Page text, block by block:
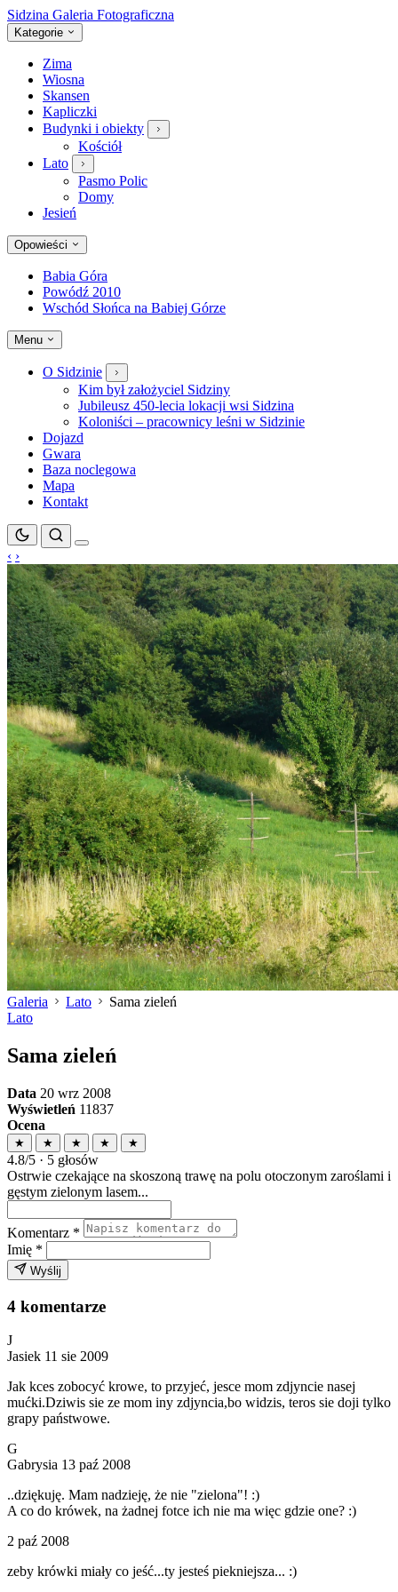
Sidzina Galeria Fotograficzna
Kategorie
Zima
Wiosna
Skansen
Kapliczki
Budynki i obiekty
Kościół
Lato
Pasmo Polic
Domy
Jesień
Opowieści
Babia Góra
Powódź 2010
Wschód Słońca na Babiej Górze
Menu
O Sidzinie
Kim był założyciel Sidziny
Jubileusz 450-lecia lokacji wsi Sidzina
Koloniści – pracownicy leśni w Sidzinie
Dojazd
Gwara
Baza noclegowa
Mapa
Kontakt
‹ ›
Galeria Lato
Sama zieleń
Lato
Sama zieleń
Data 20 wrz 2008
Wyświetleń 11837
Ocena
★ ★ ★ ★ ★
4.8/5 · 5 głosów
Ostrwie czekające na skoszoną trawę na polu otoczonym zaroślami i
gęstym zielonym lasem...
Komentarz *
Imię *
Wyślij
4 komentarze
J
Jasiek 11 sie 2009
Jak kces zobocyć krowe, to przyjeć, jesce mom zdjyncie nasej
mućki.Dziwis sie ze mom iny zdjyncia,bo widzis, teros sie doji tylko
grapy państwowe.
G
Gabrysia 13 paź 2008
..dziękuję. Mam nadzieję, że nie "zielona"! :)
A co do krówek, na żadnej fotce ich nie ma więc gdzie one? :)
2 paź 2008
zeby krówki miały co jeść...ty jesteś piekniejsza... :)